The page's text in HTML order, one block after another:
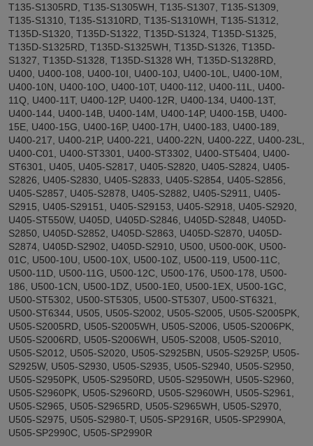
T135-S1305RD, T135-S1305WH, T135-S1307, T135-S1309,
T135-S1310, T135-S1310RD, T135-S1310WH, T135-S1312,
T135D-S1320, T135D-S1322, T135D-S1324, T135D-S1325,
T135D-S1325RD, T135D-S1325WH, T135D-S1326, T135D-
S1327, T135D-S1328, T135D-S1328 WH, T135D-S1328RD,
U400, U400-108, U400-10I, U400-10J, U400-10L, U400-10M,
U400-10N, U400-10O, U400-10T, U400-112, U400-11L, U400-
11Q, U400-11T, U400-12P, U400-12R, U400-134, U400-13T,
U400-144, U400-14B, U400-14M, U400-14P, U400-15B, U400-
15E, U400-15G, U400-16P, U400-17H, U400-183, U400-189,
U400-217, U400-21P, U400-221, U400-22N, U400-22Z, U400-23L,
U400-C01, U400-ST3301, U400-ST3302, U400-ST5404, U400-
ST6301, U405, U405-S2817, U405-S2820, U405-S2824, U405-
S2826, U405-S2830, U405-S2833, U405-S2854, U405-S2856,
U405-S2857, U405-S2878, U405-S2882, U405-S2911, U405-
S2915, U405-S29151, U405-S29153, U405-S2918, U405-S2920,
U405-ST550W, U405D, U405D-S2846, U405D-S2848, U405D-
S2850, U405D-S2852, U405D-S2863, U405D-S2870, U405D-
S2874, U405D-S2902, U405D-S2910, U500, U500-00K, U500-
01C, U500-10U, U500-10X, U500-10Z, U500-119, U500-11C,
U500-11D, U500-11G, U500-12C, U500-176, U500-178, U500-
186, U500-1CN, U500-1DZ, U500-1E0, U500-1EX, U500-1GC,
U500-ST5302, U500-ST5305, U500-ST5307, U500-ST6321,
U500-ST6344, U505, U505-S2002, U505-S2005, U505-S2005PK,
U505-S2005RD, U505-S2005WH, U505-S2006, U505-S2006PK,
U505-S2006RD, U505-S2006WH, U505-S2008, U505-S2010,
U505-S2012, U505-S2020, U505-S2925BN, U505-S2925P, U505-
S2925W, U505-S2930, U505-S2935, U505-S2940, U505-S2950,
U505-S2950PK, U505-S2950RD, U505-S2950WH, U505-S2960,
U505-S2960PK, U505-S2960RD, U505-S2960WH, U505-S2961,
U505-S2965, U505-S2965RD, U505-S2965WH, U505-S2970,
U505-S2975, U505-S2980-T, U505-SP2916R, U505-SP2990A,
U505-SP2990C, U505-SP2990R